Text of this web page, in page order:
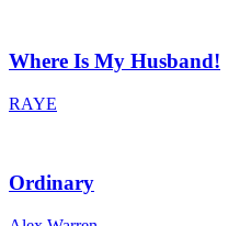
Where Is My Husband!
RAYE
Ordinary